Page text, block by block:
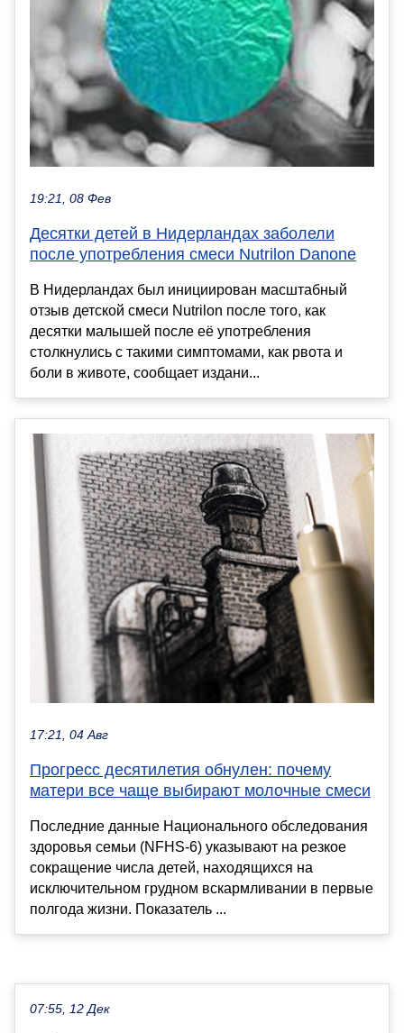
19:21, 08 Фев
Десятки детей в Нидерландах заболели
после употребления смеси Nutrilon Danone
В Нидерландах был инициирован масштабный
отзыв детской смеси Nutrilon после того, как
десятки малышей после её употребления
столкнулись с такими симптомами, как рвота и
боли в животе, сообщает издани...
17:21, 04 Авг
Прогресс десятилетия обнулен: почему
матери все чаще выбирают молочные смеси
Последние данные Национального обследования
здоровья семьи (NFHS-6) указывают на резкое
сокращение числа детей, находящихся на
исключительном грудном вскармливании в первые
полгода жизни. Показатель ...
07:55, 12 Дек